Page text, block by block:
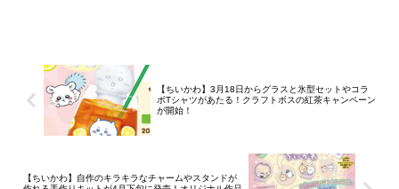
【ちいかわ】3月18日からグラスと氷型セットやコラ
ボTシャツがあたる！クラフトボスの紅茶キャンペーン
が開始！
【ちいかわ】自作のキラキラなチャームやスタンドが